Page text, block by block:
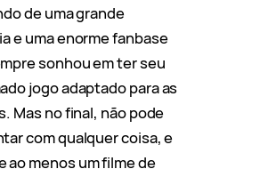
de uma grande
e uma enorme fanbase
sonhou em ter seu
jogo adaptado para as
Mas no final, não pode
com qualquer coisa, e
ao menos um filme de